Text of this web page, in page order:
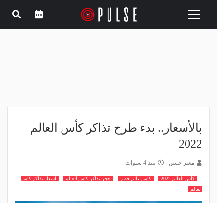
Toggle
بالأسعار.. بدء طرح تذاكر كأس العالم
2022
معتز حسن منذ 4 سنوات
كأس العالم 2022 كاس عالم قطر حجز تذاكر كاس العالم
اسعار تذاكر كاس
العالم